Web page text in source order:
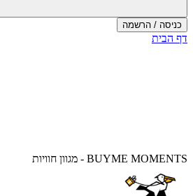
כניסה / הרשמה
סוף
דף הבית
BUYME MOMENTS - מגוון חוויות